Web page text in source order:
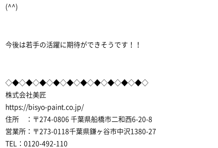
(^^)
今後は若手の活躍に期待ができそうです！！
◇◆◇◆◇◆◇◆◇◆◇◆◇◆◇◆◇◆◇◆◇
株式会社美匠
https://bisyo-paint.co.jp/
住所 ：〒274-0806 千葉県船橋市二和西6-20-8
営業所：〒273-0118千葉県鎌ヶ谷市中沢1380-27
TEL：0120-492-110